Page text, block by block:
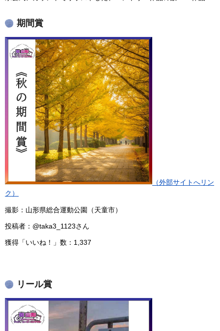
期間賞
（外部サイトへリン
ク）
撮影：山形県総合運動公園（天童市）
投稿者：@taka3_1123さん
獲得「いいね！」数：1,337
リール賞